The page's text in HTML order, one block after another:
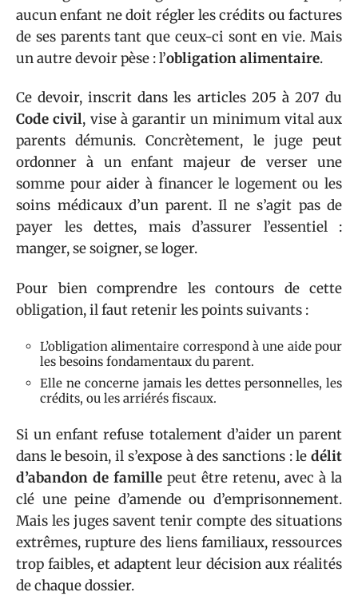
aucun enfant ne doit régler les crédits ou factures
de ses parents tant que ceux-ci sont en vie. Mais
un autre devoir pèse : l’obligation alimentaire.
Ce devoir, inscrit dans les articles 205 à 207 du
Code civil, vise à garantir un minimum vital aux
parents démunis. Concrètement, le juge peut
ordonner à un enfant majeur de verser une
somme pour aider à financer le logement ou les
soins médicaux d’un parent. Il ne s’agit pas de
payer les dettes, mais d’assurer l’essentiel :
manger, se soigner, se loger.
Pour bien comprendre les contours de cette
obligation, il faut retenir les points suivants :
L’obligation alimentaire correspond à une aide pour
les besoins fondamentaux du parent.
Elle ne concerne jamais les dettes personnelles, les
crédits, ou les arriérés fiscaux.
Si un enfant refuse totalement d’aider un parent
dans le besoin, il s’expose à des sanctions : le délit
d’abandon de famille peut être retenu, avec à la
clé une peine d’amende ou d’emprisonnement.
Mais les juges savent tenir compte des situations
extrêmes, rupture des liens familiaux, ressources
trop faibles, et adaptent leur décision aux réalités
de chaque dossier.